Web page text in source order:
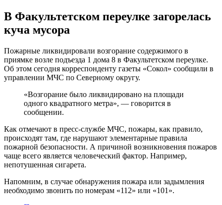
В Факультетском переулке загорелась
куча мусора
Пожарные ликвидировали возгорание содержимого в
приямке возле подъезда 1 дома 8 в Факультетском переулке.
Об этом сегодня корреспонденту газеты «Сокол» сообщили в
управлении МЧС по Северному округу.
«Возгорание было ликвидировано на площади
одного квадратного метра», — говорится в
сообщении.
Как отмечают в пресс-службе МЧС, пожары, как правило,
происходят там, где нарушают элементарные правила
пожарной безопасности. А причиной возникновения пожаров
чаще всего является человеческий фактор. Например,
непотушенная сигарета.
Напомним, в случае обнаружения пожара или задымления
необходимо звонить по номерам «112» или «101».